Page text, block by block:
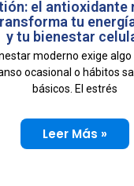
el antioxidante
tu
y tu bienestar
moderno exige
ocasional o hábitos
básicos. El estrés
Leer Más »